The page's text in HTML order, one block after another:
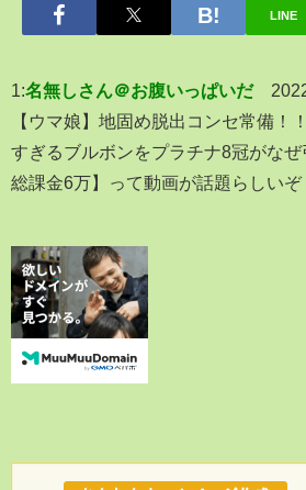
LINE
1:名無しさん＠お腹いっぱいだ
【ウマ娘】地固め脱出コンセ常備！
すぎるブルボンをプラチナ8冠がな
総課金6万】って動画が話題らしいぞ